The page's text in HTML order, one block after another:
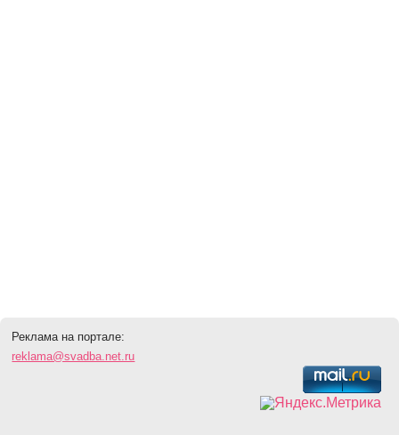
Реклама на портале:
reklama@svadba.net.ru